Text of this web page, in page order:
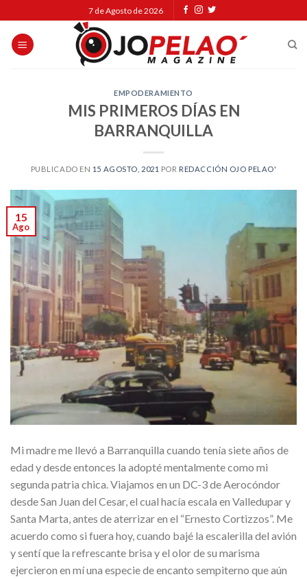
to
content
7 de Agosto de 2026
EMPODERAMIENTO
MIS PRIMEROS DÍAS EN
BARRANQUILLA
PUBLICADO EN 15 AGOSTO, 2021 POR REDACCIÓN OJO PELAO'
15
Ago
Mi madre me llevó a Barranquilla cuando tenía siete años de
edad y desde entonces la adopté mentalmente como mi
segunda patria chica. Viajamos en un DC-3 de Aerocóndor
desde San Juan del Cesar, el cual hacía escala en Valledupar y
Santa Marta, antes de aterrizar en el “Ernesto Cortizzos”. Me
acuerdo como si fuera hoy, cuando bajé la escalerilla del avión
y sentí que la refrescante brisa y el olor de su marisma
ejercieron en mí una especie de encanto sempiterno que aún